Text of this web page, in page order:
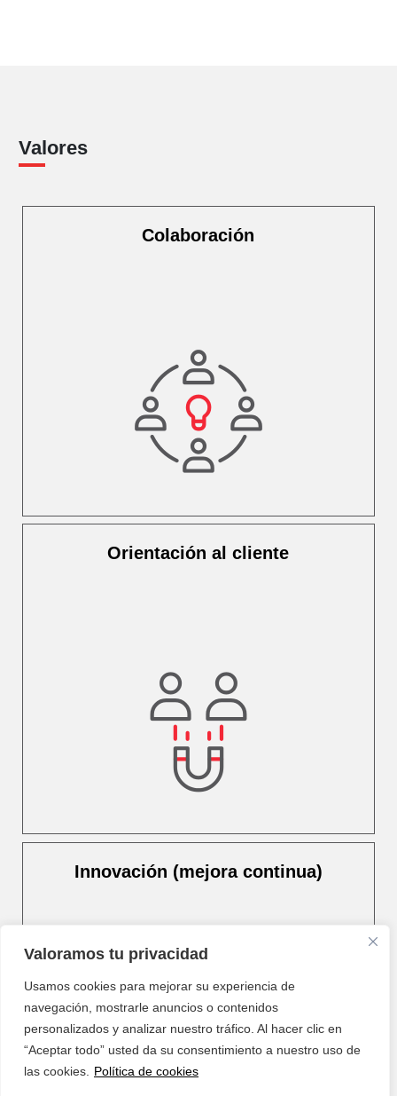
Valoramos tu privacidad
Usamos cookies para mejorar su experiencia de
navegación, mostrarle anuncios o contenidos
personalizados y analizar nuestro tráfico. Al hacer clic en
“Aceptar todo” usted da su consentimiento a nuestro uso de
las cookies.
Política de cookies
Valores
Colaboración
Nuestra labor se centra en fomentar la
colaboración entre la red de agentes para
abordar las necesidades compartidas de la
Orientación al cliente
Mantenemos una actitud constante de
Innovación (mejora continua)